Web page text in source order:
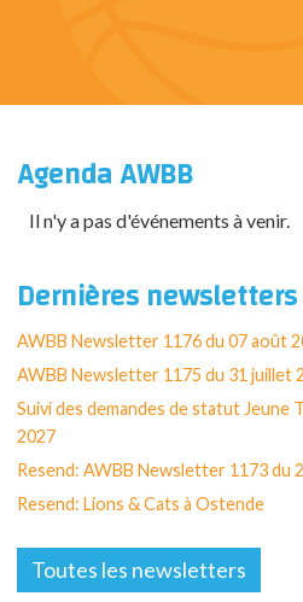
Agenda AWBB
Il n'y a pas d'événements à venir.
Dernières newsletters
AWBB Newsletter 1176 du 07 août
AWBB Newsletter 1175 du 31 juillet
Suivi des demandes de statut Jeune
2027
Resend: AWBB Newsletter 1173 du
Resend: Lions & Cats à Ostende
Toutes les newsletters